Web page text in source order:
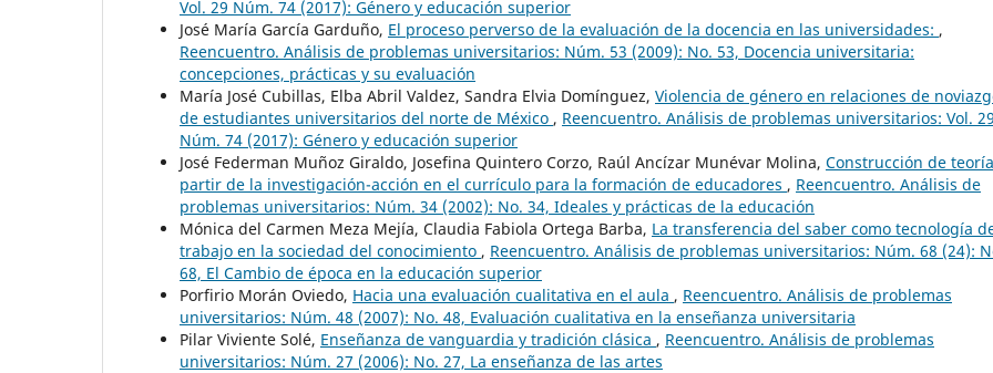
Vol. 29 Núm. 74 (2017): Género y educación superior
José María García Garduño, El proceso perverso de la evaluación de la docencia en las universidades: ,
Reencuentro. Análisis de problemas universitarios: Núm. 53 (2009): No. 53, Docencia universitaria:
concepciones, prácticas y su evaluación
María José Cubillas, Elba Abril Valdez, Sandra Elvia Domínguez, Violencia de género en relaciones de
de estudiantes universitarios del norte de México , Reencuentro. Análisis de problemas universitarios: Vol. 29
Núm. 74 (2017): Género y educación superior
José Federman Muñoz Giraldo, Josefina Quintero Corzo, Raúl Ancízar Munévar Molina, Construcción de
partir de la investigación-acción en el currículo para la formación de educadores , Reencuentro. Análisis de
problemas universitarios: Núm. 34 (2002): No. 34, Ideales y prácticas de la educación
Mónica del Carmen Meza Mejía, Claudia Fabiola Ortega Barba, La transferencia del saber como tecnología
trabajo en la sociedad del conocimiento , Reencuentro. Análisis de problemas universitarios: Núm. 68 (24):
68, El Cambio de época en la educación superior
Porfirio Morán Oviedo, Hacia una evaluación cualitativa en el aula , Reencuentro. Análisis de problemas
universitarios: Núm. 48 (2007): No. 48, Evaluación cualitativa en la enseñanza universitaria
Pilar Viviente Solé, Enseñanza de vanguardia y tradición clásica , Reencuentro. Análisis de problemas
universitarios: Núm. 27 (2006): No. 27, La enseñanza de las artes